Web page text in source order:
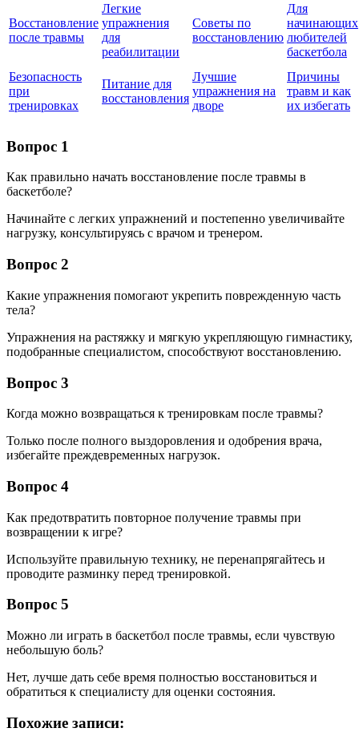
Восстановление
после травмы
Легкие
упражнения
для
реабилитации
Советы по
восстановлению
Для
начинающих
любителей
баскетбола
Безопасность
при
тренировках
Питание для
восстановления
Лучшие
упражнения на
дворе
Причины
травм и как
их избегать
Вопрос 1
Как правильно начать восстановление после травмы в
баскетболе?
Начинайте с легких упражнений и постепенно увеличивайте
нагрузку, консультируясь с врачом и тренером.
Вопрос 2
Какие упражнения помогают укрепить поврежденную часть
тела?
Упражнения на растяжку и мягкую укрепляющую гимнастику,
подобранные специалистом, способствуют восстановлению.
Вопрос 3
Когда можно возвращаться к тренировкам после травмы?
Только после полного выздоровления и одобрения врача,
избегайте преждевременных нагрузок.
Вопрос 4
Как предотвратить повторное получение травмы при
возвращении к игре?
Используйте правильную технику, не перенапрягайтесь и
проводите разминку перед тренировкой.
Вопрос 5
Можно ли играть в баскетбол после травмы, если чувствую
небольшую боль?
Нет, лучше дать себе время полностью восстановиться и
обратиться к специалисту для оценки состояния.
Похожие записи: